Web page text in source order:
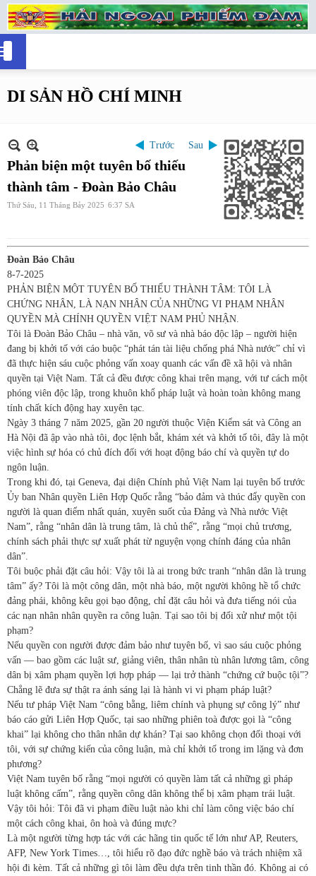
DI SẢN HỒ CHÍ MINH
Trước Sau
Phản biện một tuyên bố thiếu
thành tâm - Đoàn Bảo Châu
Thứ Sáu, 11 Tháng Bảy 2025 6:37 SA
Đoàn Bảo Châu
8-7-2025
PHẢN BIỆN MỘT TUYÊN BỐ THIẾU THÀNH TÂM: TÔI LÀ
CHỨNG NHÂN, LÀ NẠN NHÂN CỦA NHỮNG VI PHẠM NHÂN
QUYỀN MÀ CHÍNH QUYỀN VIỆT NAM PHỦ NHẬN.
Tôi là Đoàn Bảo Châu – nhà văn, võ sư và nhà báo độc lập – người hiện
đang bị khởi tố với cáo buộc “phát tán tài liệu chống phá Nhà nước” chỉ vì
đã thực hiện sáu cuộc phỏng vấn xoay quanh các vấn đề xã hội và nhân
quyền tại Việt Nam. Tất cả đều được công khai trên mạng, với tư cách một
phóng viên độc lập, trong khuôn khổ pháp luật và hoàn toàn không mang
tính chất kích động hay xuyên tạc.
Ngày 3 tháng 7 năm 2025, gần 20 người thuộc Viện Kiểm sát và Công an
Hà Nội đã ập vào nhà tôi, đọc lệnh bắt, khám xét và khởi tố tôi, đây là một
việc hình sự hóa có chủ đích đối với hoạt động báo chí và quyền tự do
ngôn luận.
Trong khi đó, tại Geneva, đại diện Chính phủ Việt Nam lại tuyên bố trước
Ủy ban Nhân quyền Liên Hợp Quốc rằng “bảo đảm và thúc đẩy quyền con
người là quan điểm nhất quán, xuyên suốt của Đảng và Nhà nước Việt
Nam”, rằng “nhân dân là trung tâm, là chủ thể”, rằng “mọi chủ trương,
chính sách phải thực sự xuất phát từ nguyện vọng chính đáng của nhân
dân”.
Tôi buộc phải đặt câu hỏi: Vậy tôi là ai trong bức tranh “nhân dân là trung
tâm” ấy? Tôi là một công dân, một nhà báo, một người không hề tổ chức
đảng phái, không kêu gọi bạo động, chỉ đặt câu hỏi và đưa tiếng nói của
các nạn nhân nhân quyền ra công luận. Tại sao tôi bị đối xử như một tội
phạm?
Nếu quyền con người được đảm bảo như tuyên bố, vì sao sáu cuộc phỏng
vấn — bao gồm các luật sư, giảng viên, thân nhân tù nhân lương tâm, công
dân bị xâm phạm quyền lợi hợp pháp — lại trở thành “chứng cứ buộc tội”?
Chẳng lẽ đưa sự thật ra ánh sáng lại là hành vi vi phạm pháp luật?
Nếu tư pháp Việt Nam “công bằng, liêm chính và phụng sự công lý” như
báo cáo gửi Liên Hợp Quốc, tại sao những phiên toà được gọi là “công
khai” lại không cho thân nhân dự khán? Tại sao không chọn đối thoại với
tôi, với sự chứng kiến của công luận, mà chỉ khởi tố trong im lặng và đơn
phương?
Việt Nam tuyên bố rằng “mọi người có quyền làm tất cả những gì pháp
luật không cấm”, rằng quyền công dân không thể bị xâm phạm trái luật.
Vậy tôi hỏi: Tôi đã vi phạm điều luật nào khi chỉ làm công việc báo chí
một cách công khai, ôn hoà và đúng mực?
Là một người từng hợp tác với các hãng tin quốc tế lớn như AP, Reuters,
AFP, New York Times…, tôi hiểu rõ đạo đức nghề báo và trách nhiệm xã
hội đi kèm. Tất cả những gì tôi làm đều dựa trên tinh thần đó. Không ai có